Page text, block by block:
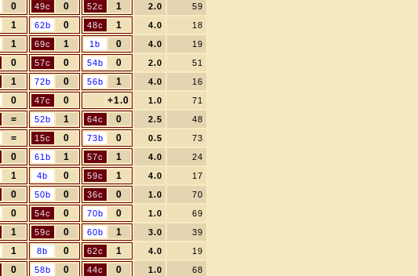
0 49c 0 52c 1 2.0
59
1 62b 0 48c 1 4.0
18
1 69c 1 1b 0 4.0
19
0 57c 0 54b 0 2.0
51
1 72b 0 56b 1 4.0
16
0 47c 0 +1.0 1.0
71
= 52b 1 64c 0 2.5
48
= 15c 0 73b 0 0.5
73
0 61b 1 57c 1 4.0
24
1 4b 0 59c 1 4.0
17
0 50b 0 36c 0 1.0
70
0 54c 0 70b 0 1.0
69
1 59c 0 60b 1 3.0
39
1 8b 0 62c 1 4.0
19
0 58b 0 44c 0 1.0
68